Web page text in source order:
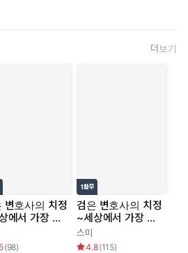
더보기
변호사의 치정
에서 가장 무
순애~ [스크
(98)
검은 변호사의 치정
~세상에서 가장 무
거운 순애~
스미
4.8(115)